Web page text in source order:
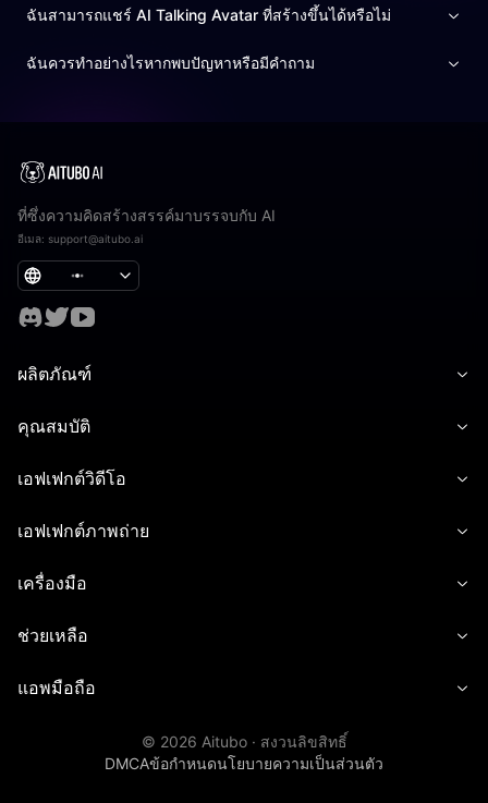
ฉันสามารถแชร์ AI Talking Avatar ที่สร้างขึ้นได้หรือไม่
ฉันควรทำอย่างไรหากพบปัญหาหรือมีคำถาม
ที่ซึ่งความคิดสร้างสรรค์มาบรรจบกับ AI
อีเมล: support@aitubo.ai
ผลิตภัณฑ์
คุณสมบัติ
เอฟเฟกต์วิดีโอ
เอฟเฟกต์ภาพถ่าย
เครื่องมือ
ช่วยเหลือ
แอพมือถือ
© 2026 Aitubo · สงวนลิขสิทธิ์
DMCAข้อกำหนดนโยบายความเป็นส่วนตัว